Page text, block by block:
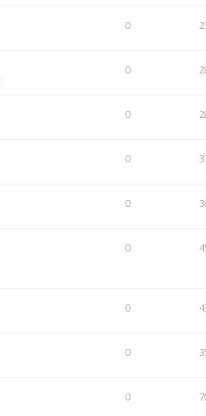
0
0
0
0
0
0
0
0
0